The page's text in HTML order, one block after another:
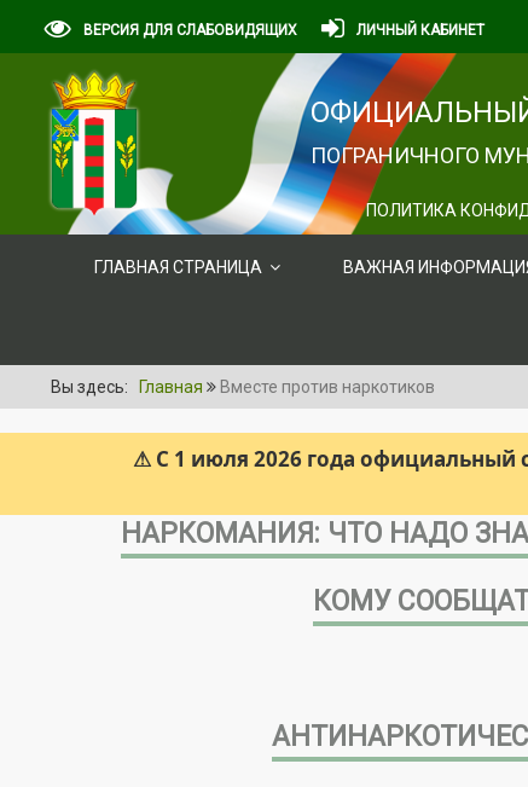
ВЕРСИЯ ДЛЯ СЛАБОВИДЯЩИХ ЛИЧНЫЙ КАБИНЕТ
ПОГРАНИЧНОГО
ПОЛИТИКА
ГЛАВНАЯ СТРАНИЦА ВАЖНАЯ
Вы здесь: Главная Вместе против наркотиков
⚠ С 1 июля 2026 года официальный
НАРКОМАНИЯ: ЧТО НАДО
КОМУ